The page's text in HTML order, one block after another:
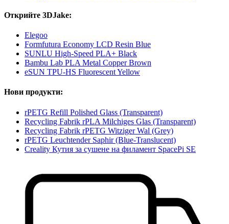
Открийте 3DJake:
Elegoo
Formfutura Economy LCD Resin Blue
SUNLU High-Speed PLA+ Black
Bambu Lab PLA Metal Copper Brown
eSUN TPU-HS Fluorescent Yellow
Нови продукти:
rPETG Refill Polished Glass (Transparent)
Recycling Fabrik rPLA Milchiges Glas (Transparent)
Recycling Fabrik rPETG Witziger Wal (Grey)
rPETG Leuchtender Saphir (Blue-Translucent)
Creality Кутия за сушене на филамент SpacePi SE